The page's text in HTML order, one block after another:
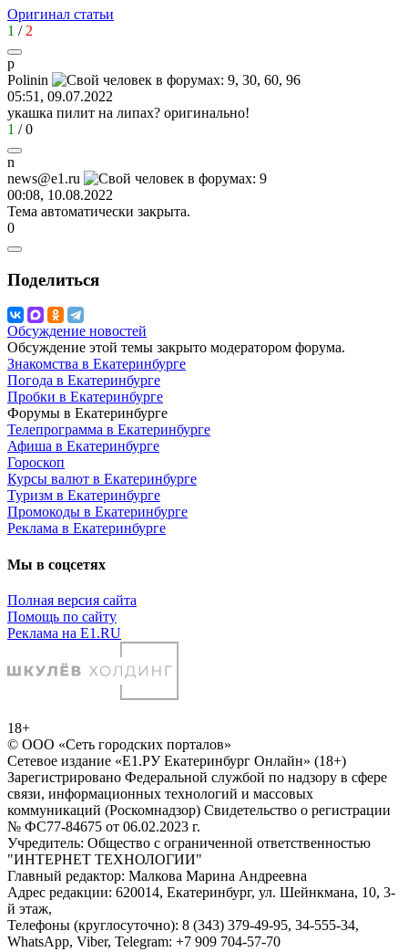
Оригинал статьи
1 / 2
p
Polinin
05:51, 09.07.2022
укашка пилит на липах? оригинально!
1 /0
n
news@e1.ru
00:08, 10.08.2022
Тема автоматически закрыта.
0
Поделиться
Обсуждение новостей
Обсуждение этой темы закрыто модератором форума.
Знакомства в Екатеринбурге
Погода в Екатеринбурге
Пробки в Екатеринбурге
Форумы в Екатеринбурге
Телепрограмма в Екатеринбурге
Афиша в Екатеринбурге
Гороскоп
Курсы валют в Екатеринбурге
Туризм в Екатеринбурге
Промокоды в Екатеринбурге
Реклама в Екатеринбурге
Мы в соцсетях
Полная версия сайта
Помощь по сайту
Реклама на E1.RU
18+
© ООО «Сеть городских порталов»
Сетевое издание «Е1.РУ Екатеринбург Онлайн» (18+)
Зарегистрировано Федеральной службой по надзору в сфере
связи, информационных технологий и массовых
коммуникаций (Роскомнадзор) Свидетельство о регистрации
№ ФС77-84675 от 06.02.2023 г.
Учредитель: Общество с ограниченной ответственностью
"ИНТЕРНЕТ ТЕХНОЛОГИИ"
Главный редактор: Малкова Марина Андреевна
Адрес редакции: 620014, Екатеринбург, ул. Шейнкмана, 10, 3-
й этаж,
Телефоны (круглосуточно): 8 (343) 379-49-95, 34-555-34,
WhatsApp, Viber, Telegram: +7 909 704-57-70